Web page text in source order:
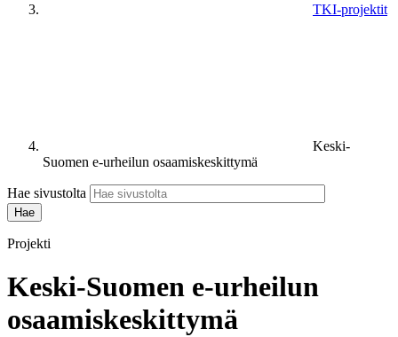
TKI-projektit
Keski-
Suomen e-urheilun osaamiskeskittymä
Hae sivustolta
Projekti
Keski-Suomen e-urheilun
osaamiskeskittymä